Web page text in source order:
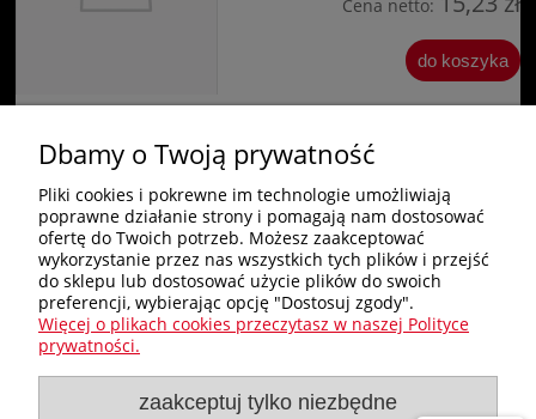
Cena netto:
do koszyka
« 1 2 3 4
Zakupy
Pomoc
Moje konto
Dbamy o Twoją prywatność
Pliki cookies i pokrewne im technologie umożliwiają
poprawne działanie strony i pomagają nam dostosować
ofertę do Twoich potrzeb. Możesz zaakceptować
wykorzystanie przez nas wszystkich tych plików i przejść
do sklepu lub dostosować użycie plików do swoich
preferencji, wybierając opcję "Dostosuj zgody".
Więcej o plikach cookies przeczytasz w naszej Polityce
prywatności.
zaakceptuj tylko niezbędne